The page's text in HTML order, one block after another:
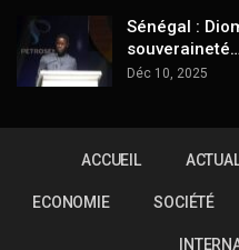
Sénégal :
Déc 10, 2025
ACCUEIL
ECONOMIE SOCIÉTÉ